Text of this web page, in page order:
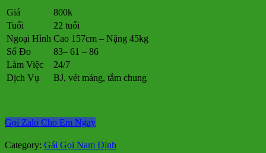
Giá
800k
Tuổi
22 tuổi
Ngoại Hình Cao 157cm – Nặng 45kg
Số Đo
83– 61 – 86
Làm Việc
24/7
Dịch Vụ
BJ, vét máng, tắm chung
Gọi Zalo Cho Em Ngay
Category: Gái Gọi Nam Định